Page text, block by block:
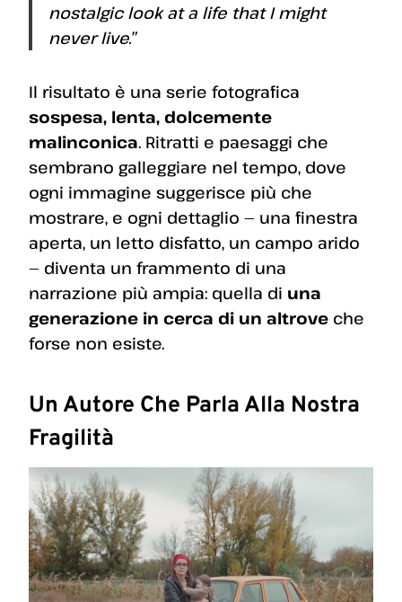
nostalgic look at a life that I might
never live.”
Il risultato è una serie fotografica
sospesa, lenta, dolcemente
malinconica. Ritratti e paesaggi che
sembrano galleggiare nel tempo, dove
ogni immagine suggerisce più che
mostrare, e ogni dettaglio — una finestra
aperta, un letto disfatto, un campo arido
— diventa un frammento di una
narrazione più ampia: quella di una
generazione in cerca di un altrove che
forse non esiste.
Un Autore Che Parla Alla Nostra
Fragilità